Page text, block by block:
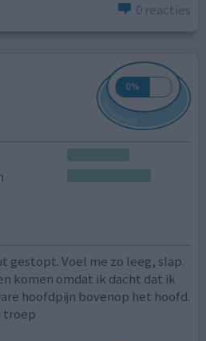
0 reacties
gestopt. Voel me zo leeg, slap.
komen omdat ik dacht dat ik
hoofdpijn bovenop het hoofd.
troep